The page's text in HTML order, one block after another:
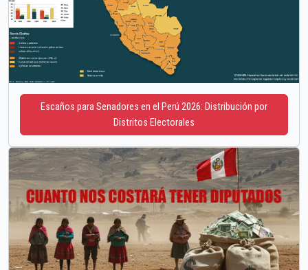
Escaños para Senadores en el Perú 2026: Distribución por
Distritos Electorales